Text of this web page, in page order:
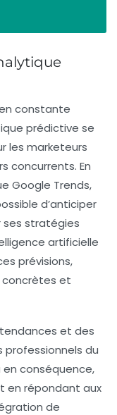
constante
prédictive se
les marketeurs
concurrents. En
Google Trends,
d’anticiper
ses stratégies
artificielle
prévisions,
et
et des
du
en conséquence,
en répondant aux
de